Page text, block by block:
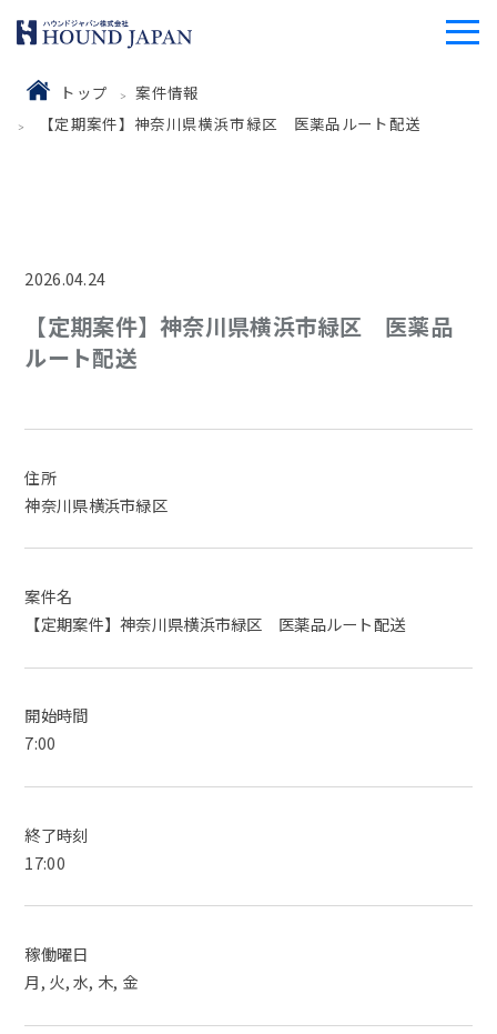
トップ
案件情報
【定期案件】神奈川県横浜市緑区 医薬品ルート配送
2026.04.24
【定期案件】神奈川県横浜市緑区 医薬品
ルート配送
住所
神奈川県横浜市緑区
案件名
【定期案件】神奈川県横浜市緑区 医薬品ルート配送
開始時間
7:00
終了時刻
17:00
稼働曜日
月, 火, 水, 木, 金